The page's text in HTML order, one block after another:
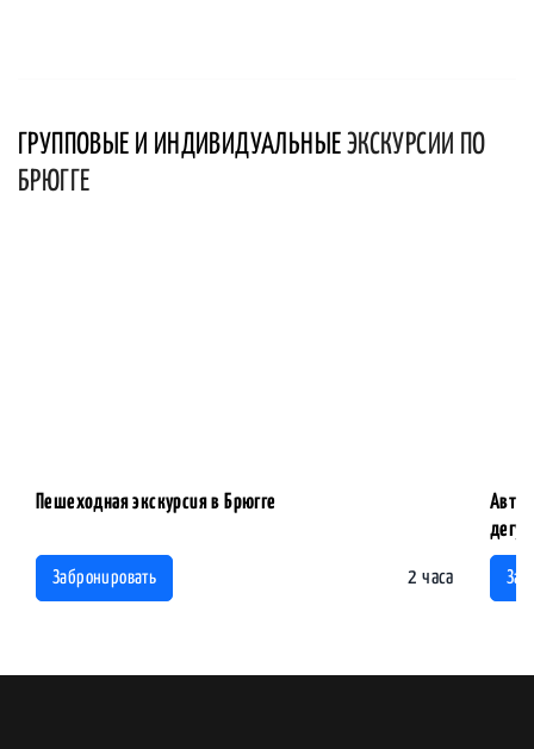
ГРУППОВЫЕ И ИНДИВИДУАЛЬНЫЕ ЭКСКУРСИИ ПО
БРЮГГЕ
Пешеходная экскурсия в Брюгге
Забронировать 2 часа